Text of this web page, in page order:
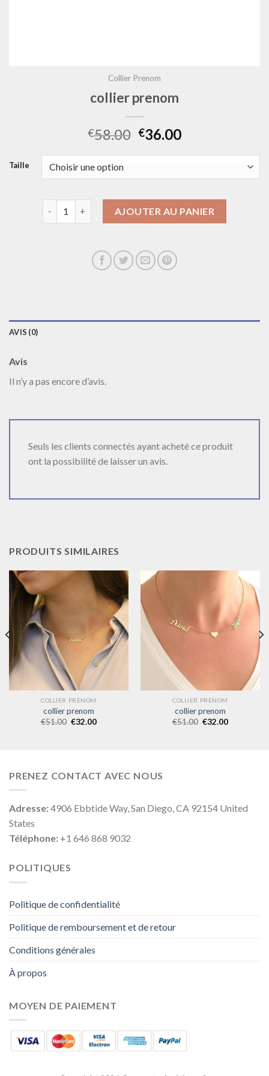
Collier Prenom
collier prenom
€58.00 €36.00
Taille
AJOUTER AU PANIER
AVIS (0)
Avis
Il n’y a pas encore d’avis.
Seuls les clients connectés ayant acheté ce produit
ont la possibilité de laisser un avis.
PRODUITS SIMILAIRES
COLLIER PRENOM
collier prenom
€51.00 €32.00
COLLIER PRENOM
collier prenom
€51.00 €32.00
PRENEZ CONTACT AVEC NOUS
Adresse:4906 Ebbtide Way, San Diego, CA 92154 United
States
Téléphone: +1 646 868 9032
POLITIQUES
Politique de confidentialité
Politique de remboursement et de retour
Conditions générales
À propos
MOYEN DE PAIEMENT